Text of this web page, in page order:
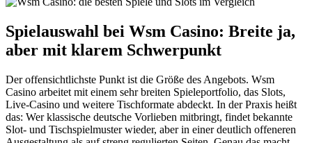
Spielauswahl bei Wsm Casino: Breite ja,
aber mit klarem Schwerpunkt
Der offensichtlichste Punkt ist die Größe des Angebots. Wsm
Casino arbeitet mit einem sehr breiten Spieleportfolio, das Slots,
Live-Casino und weitere Tischformate abdeckt. In der Praxis heißt
das: Wer klassische deutsche Vorlieben mitbringt, findet bekannte
Slot- und Tischspielmuster wieder, aber in einer deutlich offeneren